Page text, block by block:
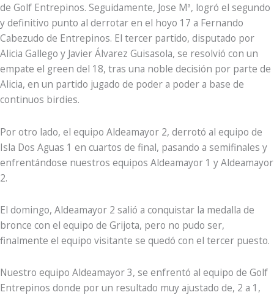
de Golf Entrepinos. Seguidamente, Jose Mª, logró el segundo
y definitivo punto al derrotar en el hoyo 17 a Fernando
Cabezudo de Entrepinos. El tercer partido, disputado por
Alicia Gallego y Javier Álvarez Guisasola, se resolvió con un
empate el green del 18, tras una noble decisión por parte de
Alicia, en un partido jugado de poder a poder a base de
continuos birdies.
Por otro lado, el equipo Aldeamayor 2, derrotó al equipo de
Isla Dos Aguas 1 en cuartos de final, pasando a semifinales y
enfrentándose nuestros equipos Aldeamayor 1 y Aldeamayor
2.
El domingo, Aldeamayor 2 salió a conquistar la medalla de
bronce con el equipo de Grijota, pero no pudo ser,
finalmente el equipo visitante se quedó con el tercer puesto.
Nuestro equipo Aldeamayor 3, se enfrentó al equipo de Golf
Entrepinos donde por un resultado muy ajustado de, 2 a 1,